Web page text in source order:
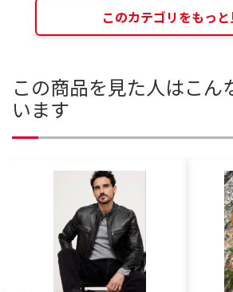
このカテゴリをもっと
この商品を見た人はこん
います